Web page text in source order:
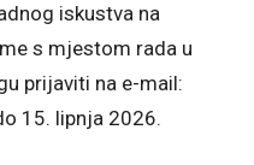
iskustva na
s mjestom rada u
prijaviti na e-mail:
15. lipnja 2026.